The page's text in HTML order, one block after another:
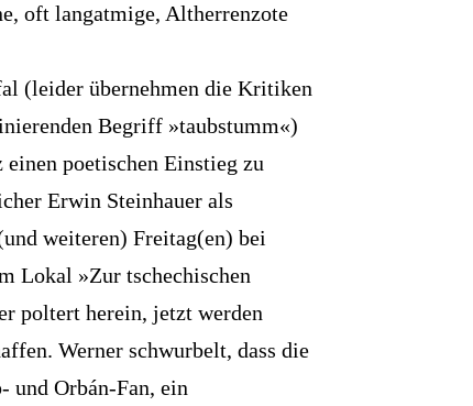
oft langatmige, Altherrenzote
(leider übernehmen die Kritiken
Begriff »taubstumm«)
einen poetischen Einstieg zu
Erwin Steinhauer als
weiteren) Freitag(en) bei
Lokal »Zur tschechischen
poltert herein, jetzt werden
Werner schwurbelt, dass die
und Orbán-Fan, ein